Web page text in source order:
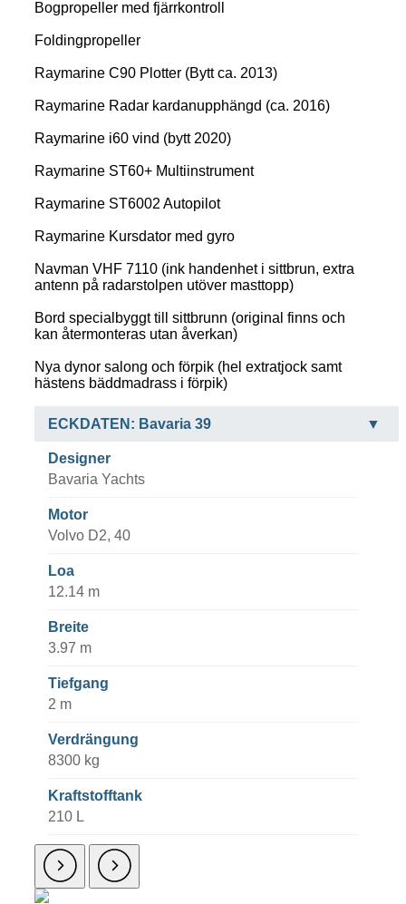
Bogpropeller med fjärrkontroll
Foldingpropeller
Raymarine C90 Plotter (Bytt ca. 2013)
Raymarine Radar kardanupphängd (ca. 2016)
Raymarine i60 vind (bytt 2020)
Raymarine ST60+ Multiinstrument
Raymarine ST6002 Autopilot
Raymarine Kursdator med gyro
Navman VHF 7110 (ink handenhet i sittbrun, extra
antenn på radarstolpen utöver masttopp)
Bord specialbyggt till sittbrunn (original finns och
kan återmonteras utan åverkan)
Nya dynor salong och förpik (hel extratjock samt
hästens bäddmadrass i förpik)
ECKDATEN: Bavaria 39
Designer
Bavaria Yachts
Motor
Volvo D2, 40
Loa
12.14 m
Breite
3.97 m
Tiefgang
2 m
Verdrängung
8300 kg
Kraftstofftank
210 L